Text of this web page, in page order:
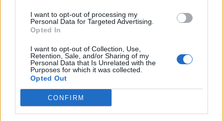
I want to opt-out of processing my
Personal Data for Targeted Advertising.
Opted In
I want to opt-out of Collection, Use,
Retention, Sale, and/or Sharing of my
Personal Data that Is Unrelated with the
Purposes for which it was collected.
Opted Out
CONFIRM
🔥 Trending